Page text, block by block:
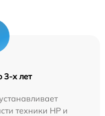
3-х лет
техники HP и